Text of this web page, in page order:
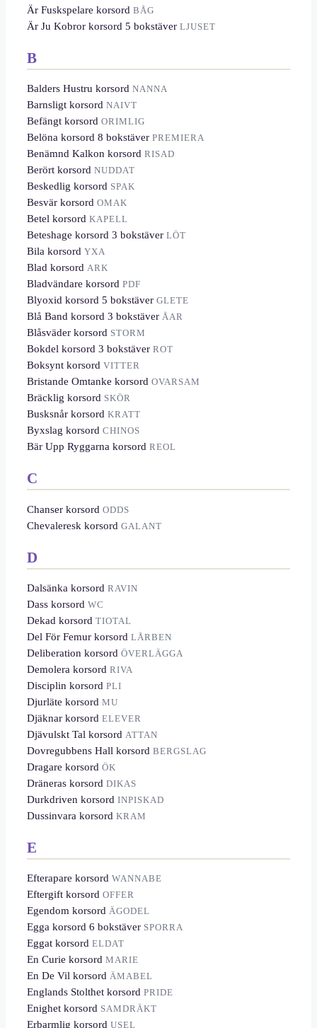
Är Fuskspelare korsord BÅG
Är Ju Kobror korsord 5 bokstäver LJUSET
B
Balders Hustru korsord NANNA
Barnsligt korsord NAIVT
Befängt korsord ORIMLIG
Belöna korsord 8 bokstäver PREMIERA
Benämnd Kalkon korsord RISAD
Berört korsord NUDDAT
Beskedlig korsord SPAK
Besvär korsord OMAK
Betel korsord KAPELL
Beteshage korsord 3 bokstäver LÖT
Bila korsord YXA
Blad korsord ARK
Bladvändare korsord PDF
Blyoxid korsord 5 bokstäver GLETE
Blå Band korsord 3 bokstäver ÅAR
Blåsväder korsord STORM
Bokdel korsord 3 bokstäver ROT
Boksynt korsord VITTER
Bristande Omtanke korsord OVARSAM
Bräcklig korsord SKÖR
Busksnår korsord KRATT
Byxslag korsord CHINOS
Bär Upp Ryggarna korsord REOL
C
Chanser korsord ODDS
Chevaleresk korsord GALANT
D
Dalsänka korsord RAVIN
Dass korsord WC
Dekad korsord TIOTAL
Del För Femur korsord LÅRBEN
Deliberation korsord ÖVERLÄGGA
Demolera korsord RIVA
Disciplin korsord PLI
Djurläte korsord MU
Djäknar korsord ELEVER
Djävulskt Tal korsord ATTAN
Dovregubbens Hall korsord BERGSLAG
Dragare korsord ÖK
Dräneras korsord DIKAS
Durkdriven korsord INPISKAD
Dussinvara korsord KRAM
E
Efterapare korsord WANNABE
Eftergift korsord OFFER
Egendom korsord ÄGODEL
Egga korsord 6 bokstäver SPORRA
Eggat korsord ELDAT
En Curie korsord MARIE
En De Vil korsord ÄMABEL
Englands Stolthet korsord PRIDE
Enighet korsord SAMDRÄKT
Erbarmlig korsord USEL